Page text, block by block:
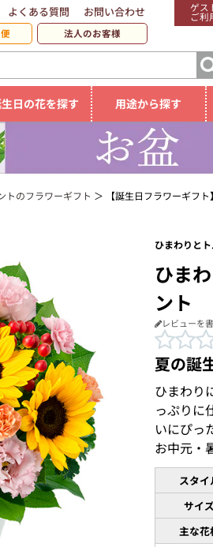
ゲス
ご利
よくある質問 お問い合わせ
法人のお客様
日の花を探す 用途から探す
トのフラワーギフト 【誕生日フラワーギフ
ひまわりと
ひま
ント
レビューを
夏の誕
ひまわり
っぷりに
いにぴっ
お中元・
スタイ
サイ
主な花